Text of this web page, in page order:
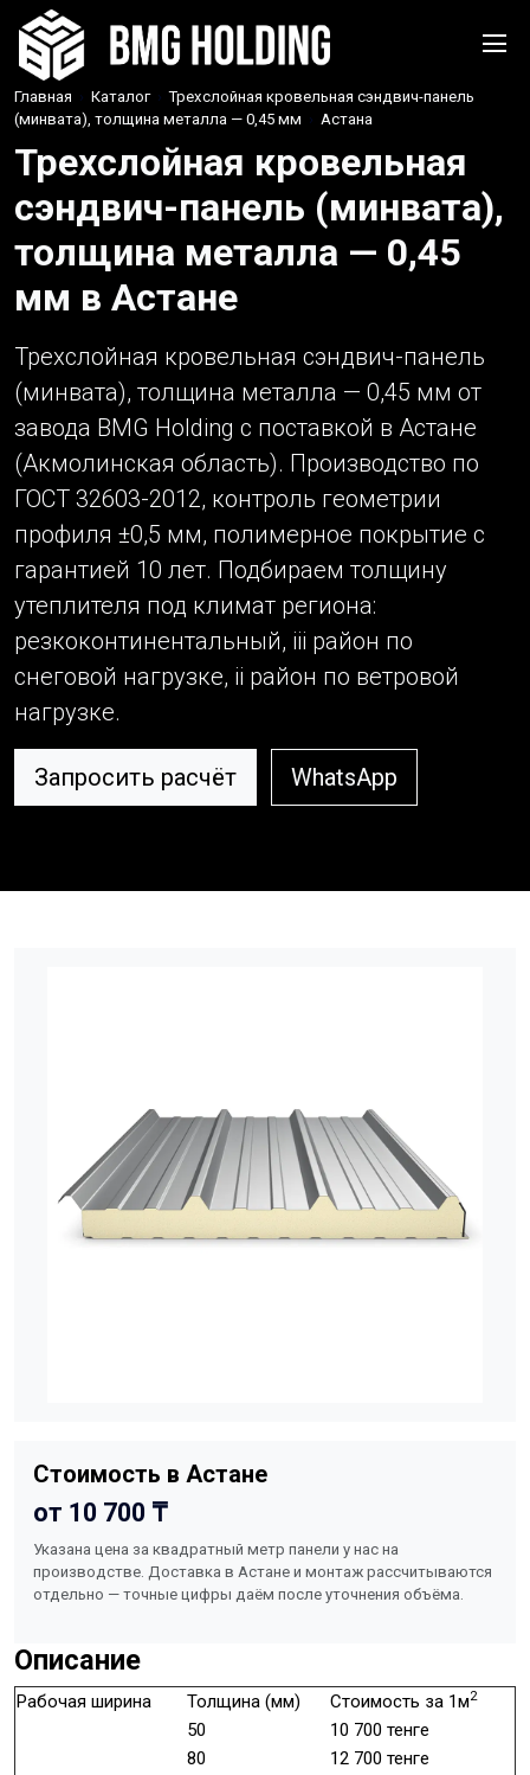
Главная › Каталог › Трехслойная кровельная сэндвич-панель
(минвата), толщина металла — 0,45 мм › Астана
Трехслойная кровельная
сэндвич-панель (минвата),
толщина металла — 0,45
мм в Астане
Трехслойная кровельная сэндвич-панель
(минвата), толщина металла — 0,45 мм от
завода BMG Holding с поставкой в Астане
(Акмолинская область). Производство по
ГОСТ 32603-2012, контроль геометрии
профиля ±0,5 мм, полимерное покрытие с
гарантией 10 лет. Подбираем толщину
утеплителя под климат региона:
резкоконтинентальный, iii район по
снеговой нагрузке, ii район по ветровой
нагрузке.
Запросить расчёт WhatsApp
Стоимость в Астане
от 10 700 ₸
Указана цена за квадратный метр панели у нас на
производстве. Доставка в Астане и монтаж рассчитываются
отдельно — точные цифры даём после уточнения объёма.
Описание
Рабочая ширина Толщина (мм) Стоимость за 1м2
50
10 700 тенге
80
12 700 тенге